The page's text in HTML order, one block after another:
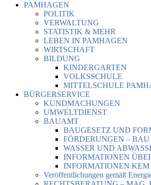
PAMHAGEN
POLITIK
VERWALTUNG
STATISTIK & MEHR
LEBEN IN PAMHAGEN
WIRTSCHAFT
BILDUNG
KINDERGARTEN
VOLKSSCHULE
MITTELSCHULE
BÜRGERSERVICE
KUNDMACHUNGEN
UMWELTDIENST
BAUAMT
BAUGESETZ UND
FÖRDERUNGEN – BAU
WASSER UND
INFORMATIONEN
INFORMATIONEN KEM
Veröffentlichungen gemäß